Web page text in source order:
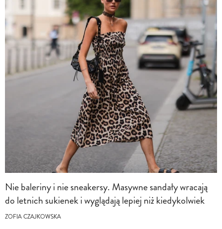
Nie baleriny i nie sneakersy. Masywne sandały wracają
do letnich sukienek i wyglądają lepiej niż kiedykolwiek
ZOFIA CZAJKOWSKA